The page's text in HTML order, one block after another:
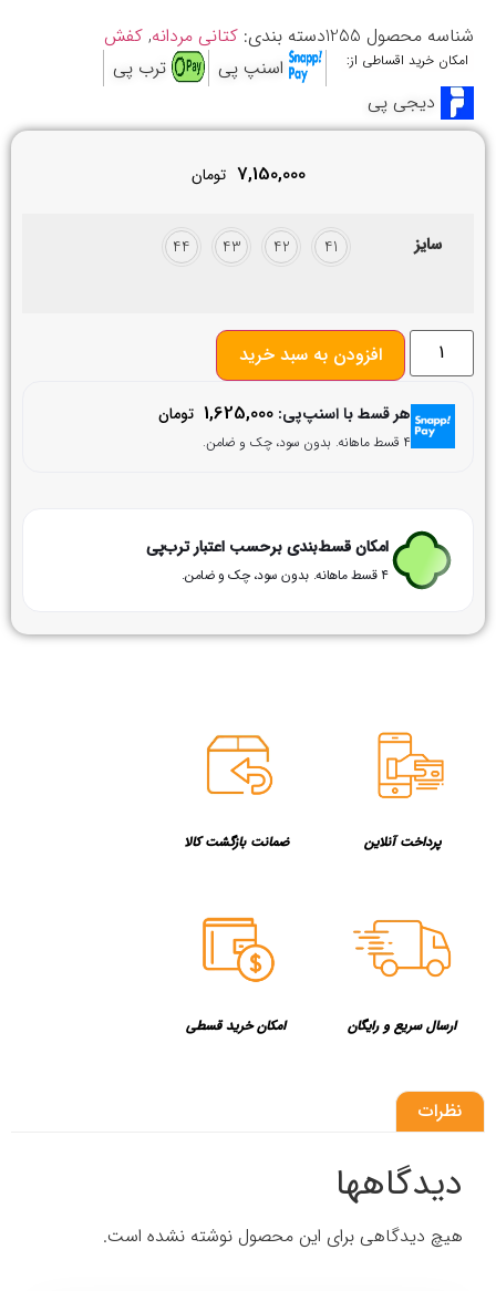
شناسه محصول 1255دسته بندی: کتانی مردانه, کفش
امکان خرید اقساطی از: اسنپ پی
ترب پی
دیجی پی
7,150,000 تومان
سایز 41
42
43
44
افزودن به سبد خرید
هر قسط با اسنپ‌پی: 1,625,000 تومان
۴ قسط ماهانه. بدون سود، چک و ضامن.
امکان قسط‌بندی برحسب اعتبار ترب‌پی
۴ قسط ماهانه. بدون سود، چک و ضامن.
پرداخت آنلاین ضمانت بازگشت کالا
ارسال سریع و رایگان امکان خرید قسطی
نظرات
دیدگاهها
هیچ دیدگاهی برای این محصول نوشته نشده است.